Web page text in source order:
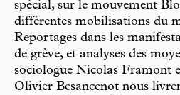
spécial, sur le mouvement
différentes mobilisations du
Reportages dans les
de grève, et analyses des
sociologue Nicolas Framont
Olivier Besancenot nous